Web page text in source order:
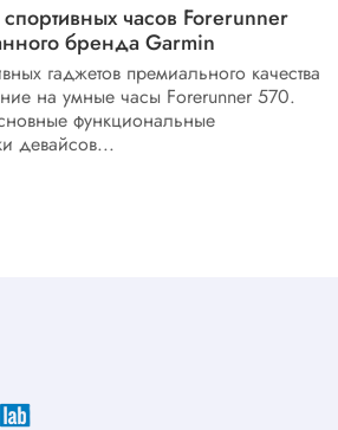
часов Forerunner
бренда Garmin
гаджетов премиального качества
на умные часы Forerunner 570.
функциональные
девайсов...